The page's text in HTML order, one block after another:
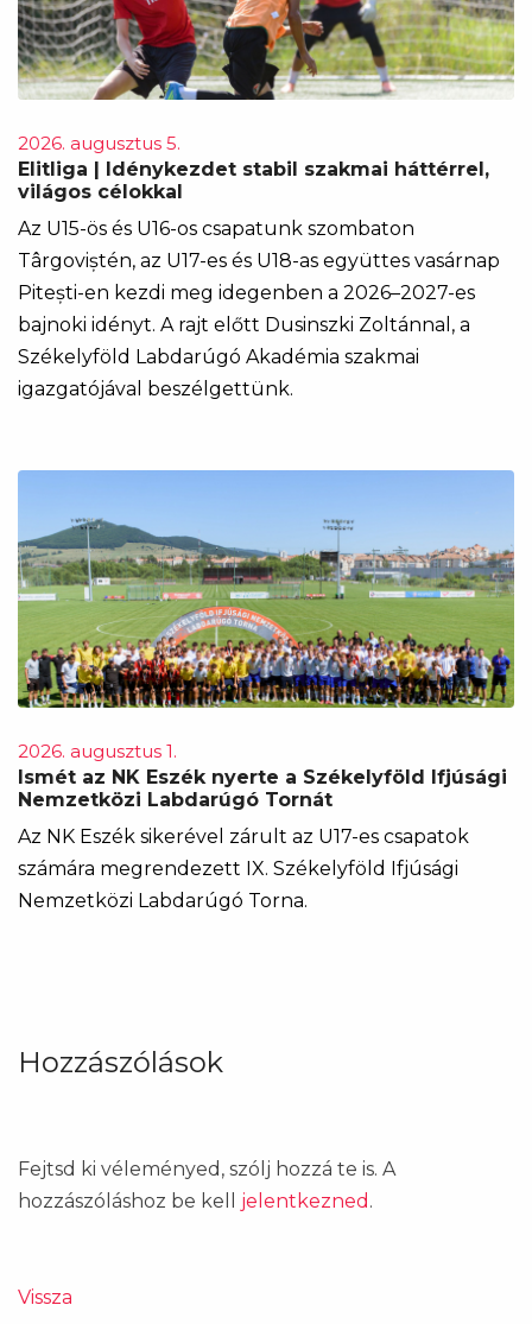
2026. augusztus 5.
Elitliga | Idénykezdet stabil szakmai háttérrel,
világos célokkal
Az U15-ös és U16-os csapatunk szombaton
Târgoviștén, az U17-es és U18-as együttes vasárnap
Pitești-en kezdi meg idegenben a 2026–2027-es
bajnoki idényt. A rajt előtt Dusinszki Zoltánnal, a
Székelyföld Labdarúgó Akadémia szakmai
igazgatójával beszélgettünk.
2026. augusztus 1.
Ismét az NK Eszék nyerte a Székelyföld Ifjúsági
Nemzetközi Labdarúgó Tornát
Az NK Eszék sikerével zárult az U17-es csapatok
számára megrendezett IX. Székelyföld Ifjúsági
Nemzetközi Labdarúgó Torna.
Hozzászólások
Fejtsd ki véleményed, szólj hozzá te is. A
hozzászóláshoz be kell jelentkezned .
Vissza